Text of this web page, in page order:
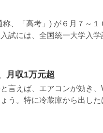
、「高考」) が６月７～１
試には、全国統一大学入学
月収1万元超
言えば、エアコンが効き
う。特に冷蔵庫から出した